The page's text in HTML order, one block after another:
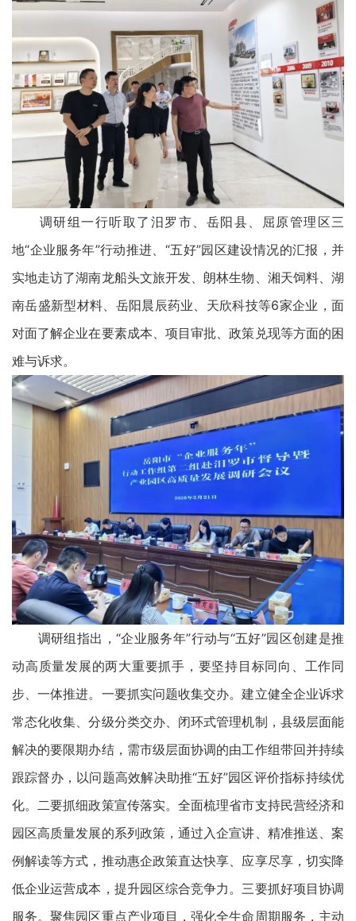
调研组一行听取了汨罗市、岳阳县、屈原管理区三
地“企业服务年”行动推进、“五好”园区建设情况的汇报，并
实地走访了湖南龙船头文旅开发、朗林生物、湘天饲料、湖
南岳盛新型材料、岳阳晨辰药业、天欣科技等6家企业，面
对面了解企业在要素成本、项目审批、政策兑现等方面的困
难与诉求。
调研组指出，“企业服务年”行动与“五好”园区创建是推
动高质量发展的两大重要抓手，要坚持目标同向、工作同
步、一体推进。一要抓实问题收集交办。建立健全企业诉求
常态化收集、分级分类交办、闭环式管理机制，县级层面能
解决的要限期办结，需市级层面协调的由工作组带回并持续
跟踪督办，以问题高效解决助推“五好”园区评价指标持续优
化。二要抓细政策宣传落实。全面梳理省市支持民营经济和
园区高质量发展的系列政策，通过入企宣讲、精准推送、案
例解读等方式，推动惠企政策直达快享、应享尽享，切实降
低企业运营成本，提升园区综合竞争力。三要抓好项目协调
服务。聚焦园区重点产业项目，强化全生命周期服务，主动